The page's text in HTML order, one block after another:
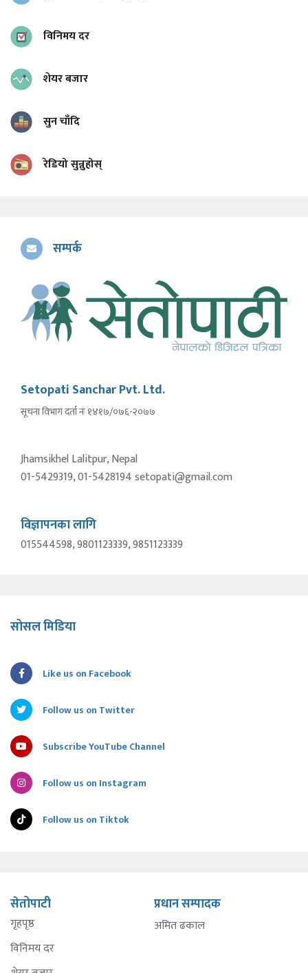
विनिमय दर
शेयर बजार
सुन चाँदि
रेडियो सुन्नुहोस्
सम्पर्क
Setopati Sanchar Pvt. Ltd.
सूचना विभाग दर्ता नंः १४१७/०७६-२०७७
Jhamsikhel Lalitpur, Nepal
01-5429319, 01-5428194 setopati@gmail.com
विज्ञापनका लागि
015544598, 9801123339, 9851123339
सोसल मिडिया
Like us on Facebook
Follow us on Twitter
Subscribe YouTube Channel
Follow us on Instagram
Follow us on Tiktok
सेतोपाटी
गृहपृष्ठ
विनिमय दर
प्रधान सम्पादक
अमित ढकाल